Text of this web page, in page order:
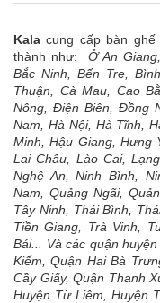
Kalacung cấp bàn
thành như:
Ở An
Bắc Ninh, Bến Tre,
Thuận, Cà Mau, Cao
Nông, Điện Biên, Đồng
Nam, Hà Nội, Hà Tĩnh,
Minh, Hậu Giang, Hưng
Lai Châu, Lào Cai,
Nghệ An, Ninh Bình,
Nam, Quảng Ngãi,
Tây Ninh, Thái Bình,
Tiền Giang, Trà Vinh,
Bái... Và các quận
Kiếm, Quận Hai Bà
Cầy Giấy, Quận Thanh
Huyện Từ Liêm, Huyện